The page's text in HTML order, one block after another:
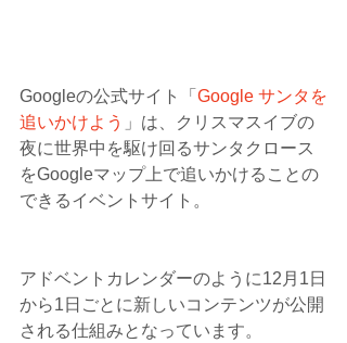
Googleの公式サイト「 Google サンタを
追いかけよう 」は、クリスマスイブの
夜に世界中を駆け回るサンタクロース
をGoogleマップ上で追いかけることの
できるイベントサイト。
アドベントカレンダーのように12月1日
から1日ごとに新しいコンテンツが公開
される仕組みとなっています。